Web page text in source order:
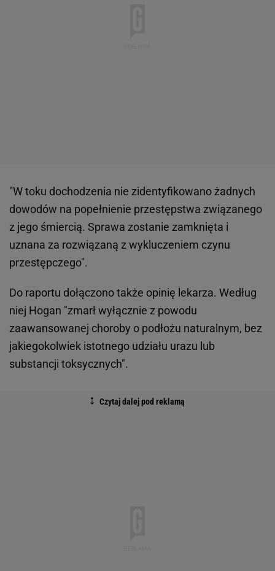
"W toku dochodzenia nie zidentyfikowano żadnych
dowodów na popełnienie przestępstwa związanego
z jego śmiercią. Sprawa zostanie zamknięta i
uznana za rozwiązaną z wykluczeniem czynu
przestępczego".
Do raportu dołączono także opinię lekarza. Według
niej Hogan "zmarł wyłącznie z powodu
zaawansowanej choroby o podłożu naturalnym, bez
jakiegokolwiek istotnego udziału urazu lub
substancji toksycznych".